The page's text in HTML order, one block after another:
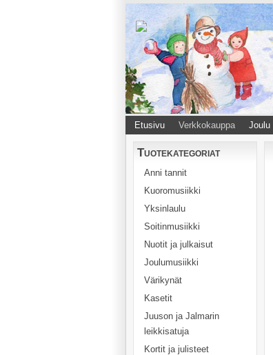
Etusivu Verkkokauppa Joulu
Tuotekategoriat
Anni tannit
Kuoromusiikki
Yksinlaulu
Soitinmusiikki
Nuotit ja julkaisut
Joulumusiikki
Värikynät
Kasetit
Juuson ja Jalmarin
leikkisatuja
Kortit ja julisteet